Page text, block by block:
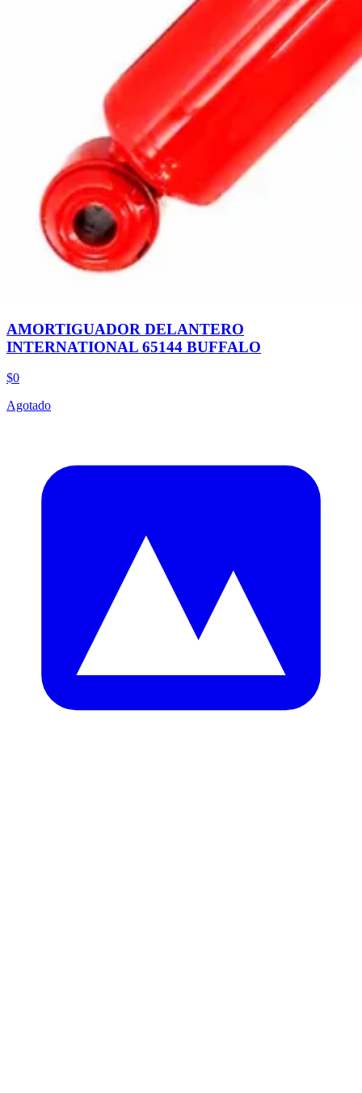
AMORTIGUADOR DELANTERO
INTERNATIONAL 65144 BUFFALO
$0
Agotado